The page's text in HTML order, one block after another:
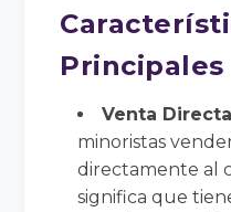
Principales
Venta
minoristas
directamente al
significa que